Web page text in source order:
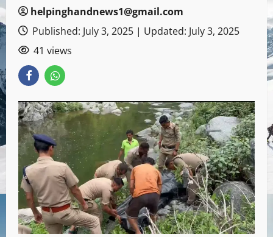
helpinghandnews1@gmail.com
Published: July 3, 2025 | Updated: July 3, 2025
41 views